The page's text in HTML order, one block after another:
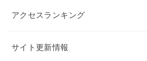
アクセスランキング
サイト更新情報